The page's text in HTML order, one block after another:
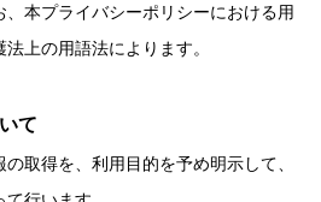
本プライバシーポリシーにおける用
上の用語法によります。
て
取得を、利用目的を予め明示して、